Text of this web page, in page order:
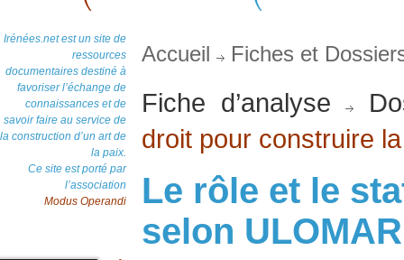
Irénées.net est un site de
ressources
documentaires destiné à
favoriser l’échange de
connaissances et de
savoir faire au service de
la construction d’un art de
la paix.
Ce site est porté par
l’association
Modus Operandi
Accueil Fiches et
Fiche d’analyse
droit pour construire
Le rôle et le
selon